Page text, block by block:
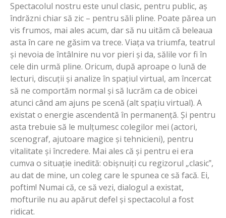
Spectacolul nostru este unul clasic, pentru public, aș
îndrăzni chiar să zic – pentru săli pline. Poate părea un
vis frumos, mai ales acum, dar să nu uităm că beleaua
asta în care ne găsim va trece. Viața va triumfa, teatrul
și nevoia de întâlnire nu vor pieri și da, sălile vor fi în
cele din urmă pline. Oricum, după aproape o lună de
lecturi, discuții și analize în spațiul virtual, am încercat
să ne comportăm normal și să lucrăm ca de obicei
atunci când am ajuns pe scenă (alt spațiu virtual). A
existat o energie ascendentă în permanență. Și pentru
asta trebuie să le mulțumesc colegilor mei (actori,
scenograf, ajutoare magice și tehnicieni), pentru
vitalitate și încredere. Mai ales că și pentru ei era
cumva o situație inedită: obișnuiți cu regizorul „clasic‟,
au dat de mine, un coleg care le spunea ce să facă. Ei,
poftim! Numai că, ce să vezi, dialogul a existat,
mofturile nu au apărut defel și spectacolul a fost
ridicat.